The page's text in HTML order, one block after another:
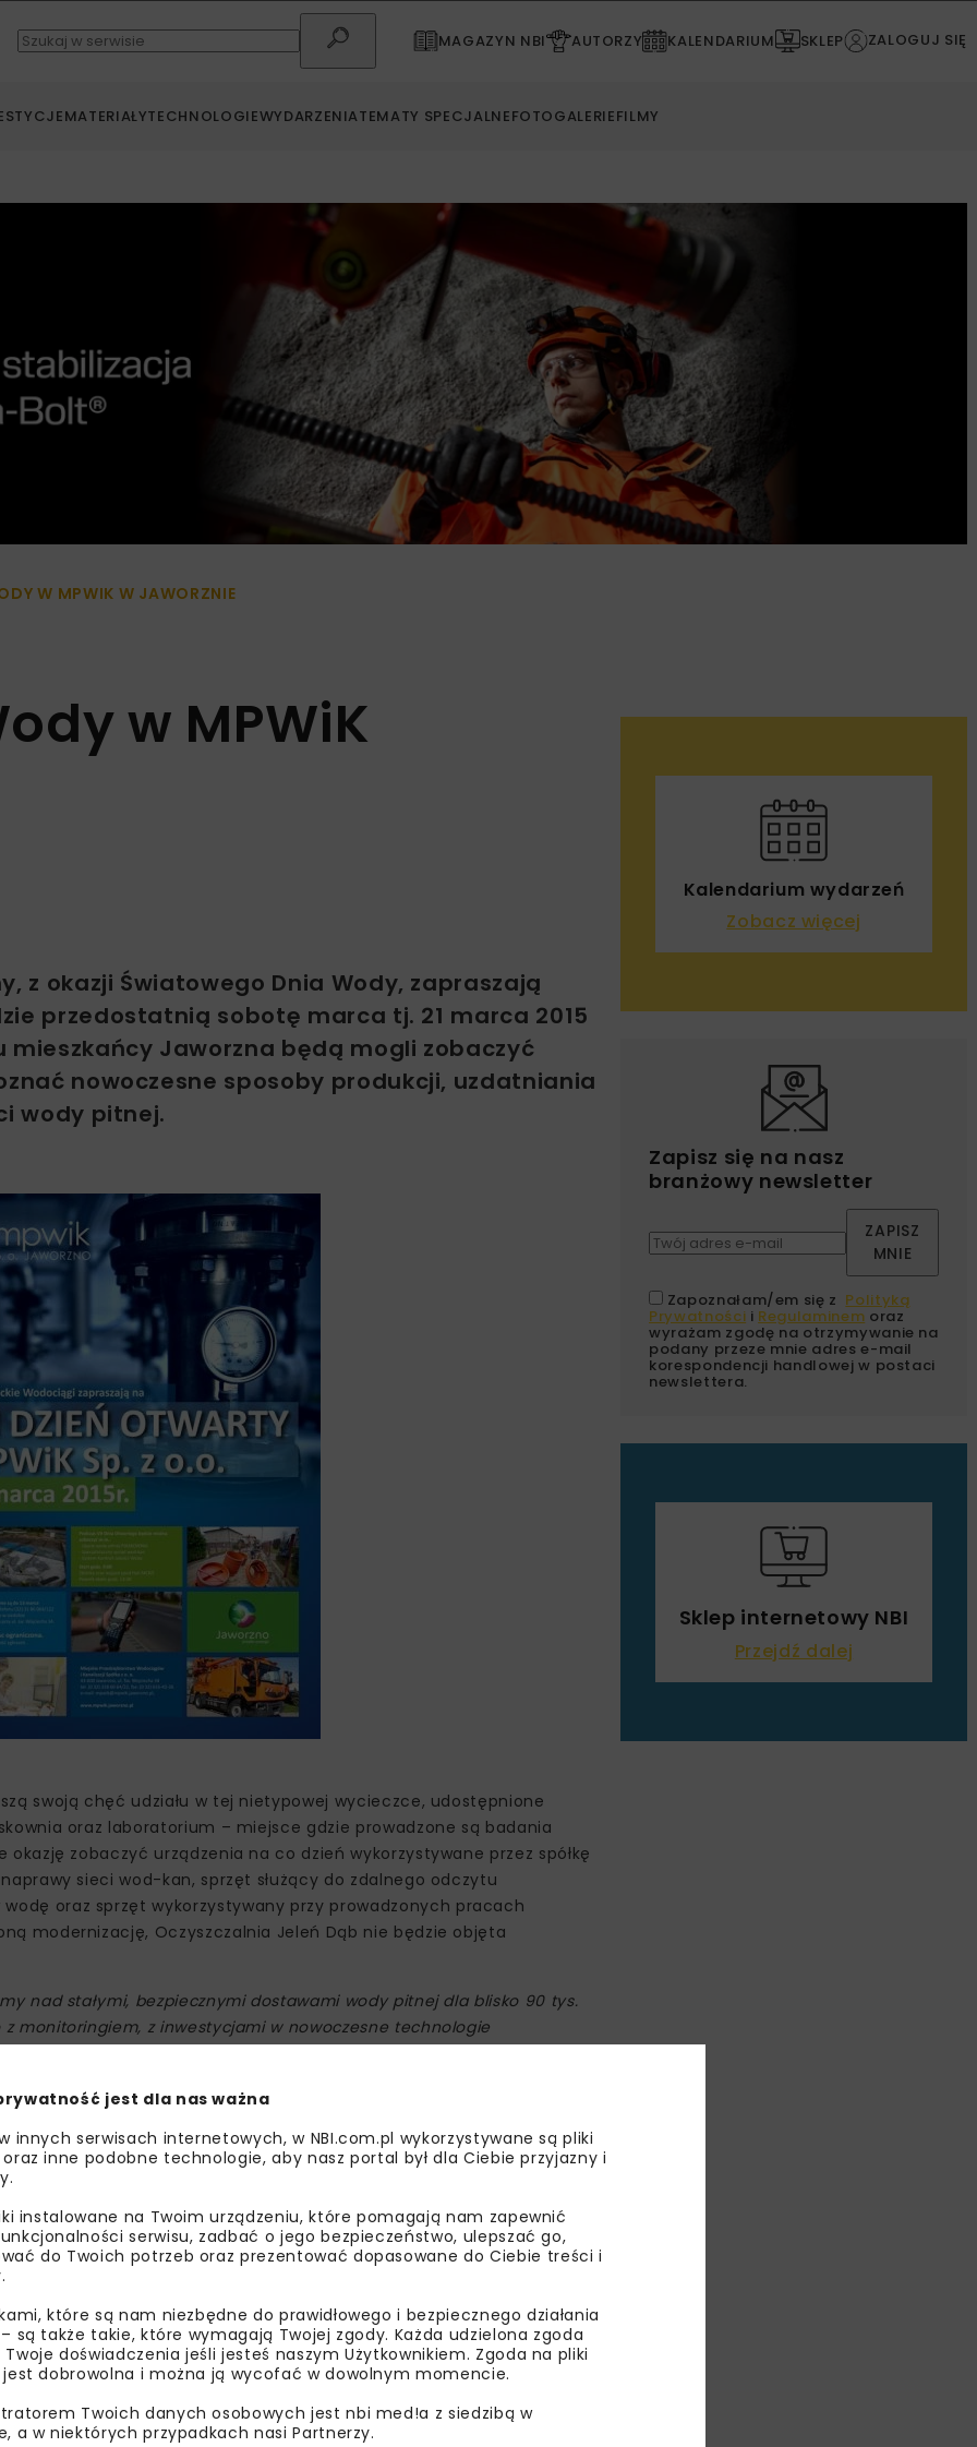
MAGAZYN NBI AUTORZY KALENDARIUM SKLEP ZALOGUJ SIĘ
MATERIAŁYTECHNOLOGIEWYDARZENIATEMATY SPECJALNEFOTOGALERIEFILMY
W MPWIK W JAWORZNIE
w MPWiK
z okazji Światowego Dnia Wody, zapraszają
przedostatnią sobotę marca tj. 21 marca 2015
Jaworzna będą mogli zobaczyć
nowoczesne sposoby produkcji, uzdatniania
wody pitnej.
swoją chęć udziału w tej nietypowej wycieczce, udostępnione
oraz laboratorium – miejsce gdzie prowadzone są badania
zobaczyć urządzenia na co dzień wykorzystywane przez spółkę
sieci wod-kan, sprzęt służący do zdalnego odczytu
oraz sprzęt wykorzystywany przy prowadzonych pracach
modernizację, Oczyszczalnia Jeleń Dąb nie będzie objęta
nad stałymi, bezpiecznymi dostawami wody pitnej dla blisko 90 tys.
monitoringiem, z inwestycjami w nowoczesne technologie
Cały czas się zmieniamy i dostosowujemy do potrzeb naszych
innowacje pragniemy zaprezentować podczas naszego Dnia Otwartego
.
21 marca. Wszyscy zgłoszeni spotykają się o godzinie 9:00 na parkingu
jest na godzinę 13:30. Udział w wycieczce jest bezpłatny, jednak
Kalendarium wydarzeń
Zobacz więcej
Zapisz się na nasz
branżowy newsletter
ZAPISZ
MNIE
Zapoznałam/em się z Polityką
Prywatności i Regulaminem oraz
wyrażam zgodę na otrzymywanie na
podany przeze mnie adres e-mail
korespondencji handlowej w postaci
newslettera.
Sklep internetowy NBI
Przejdź dalej
jest dla nas ważna
innych serwisach internetowych, w NBI.com.pl wykorzystywane są pliki
inne podobne technologie, aby nasz portal był dla Ciebie przyjazny i
instalowane na Twoim urządzeniu, które pomagają nam zapewnić
serwisu, zadbać o jego bezpieczeństwo, ulepszać go,
do Twoich potrzeb oraz prezentować dopasowane do Ciebie treści i
które są nam niezbędne do prawidłowego i bezpiecznego działania
są także takie, które wymagają Twojej zgody. Każda udzielona zgoda
doświadczenia jeśli jesteś naszym Użytkownikiem. Zgoda na pliki
dobrowolna i można ją wycofać w dowolnym momencie.
Twoich danych osobowych jest nbi med!a z siedzibą w
a w niektórych przypadkach nasi Partnerzy.